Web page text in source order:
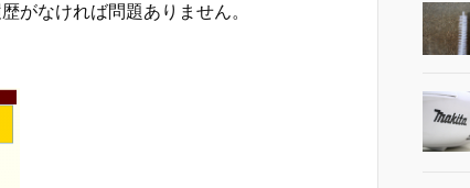
がなければ問題ありません。